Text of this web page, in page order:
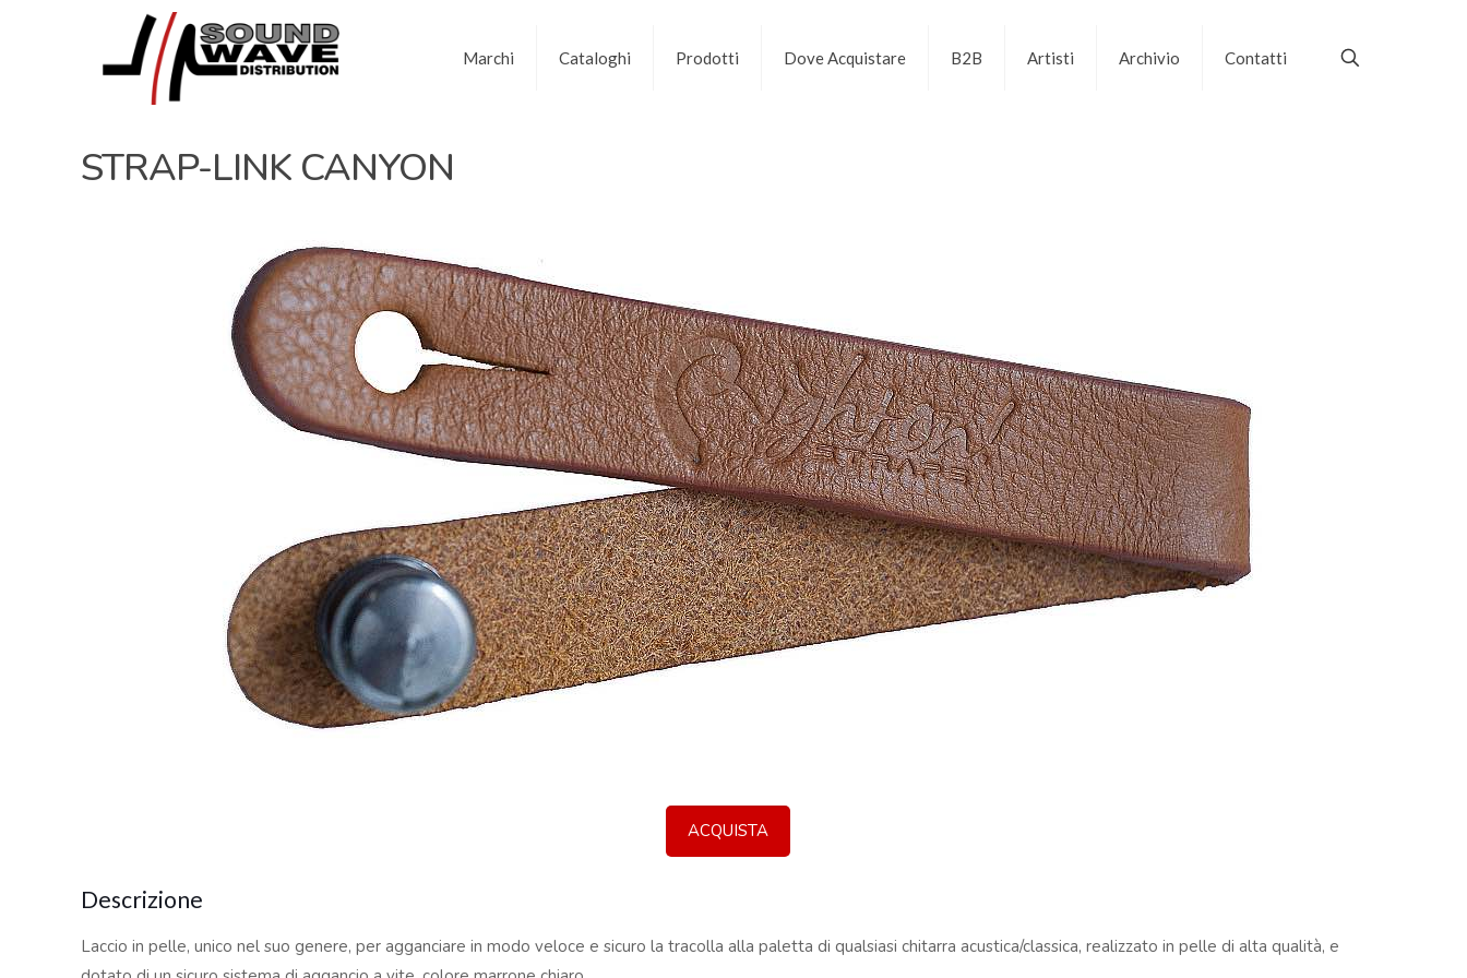
Marchi Cataloghi Prodotti Dove Acquistare B2B Artisti Archivio Contatti
STRAP-LINK CANYON
ACQUISTA
Descrizione
Laccio in pelle, unico nel suo genere, per agganciare in modo veloce e sicuro la tracolla alla paletta di qualsiasi chitarra acustica/classica, realizzato in pelle di alta qualità, e